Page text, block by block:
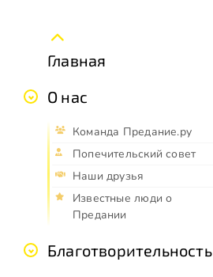
Главная
О нас
Команда Предание.ру
Попечительский совет
Наши друзья
Известные люди о
Предании
Благотворительность